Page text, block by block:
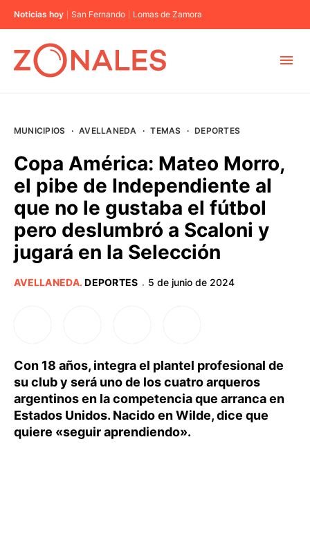
Noticias hoy San Fernando Lomas de Zamora
BUENOS AIRES
PROVINCIAS
MUNICIPIOS · AVELLANEDA · TEMAS · DEPORTES
Copa América: Mateo Morro,
el pibe de Independiente al
que no le gustaba el fútbol
pero deslumbró a Scaloni y
jugará en la Selección
AVELLANEDA.DEPORTES · 5 de junio de 2024
Con 18 años, integra el plantel profesional de
su club y será uno de los cuatro arqueros
argentinos en la competencia que arranca en
Estados Unidos. Nacido en Wilde, dice que
quiere «seguir aprendiendo».